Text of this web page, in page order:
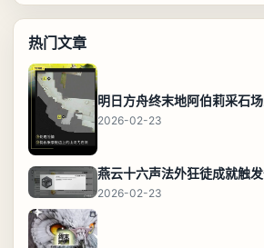
热门文章
2026-02-23
燕云十六声法外狂徒成就触
2026-02-23